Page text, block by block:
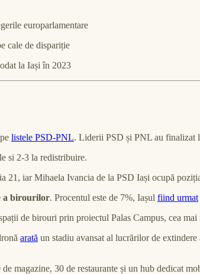
europarlamentare
cale de dispariție
la Iași în 2023
listele PSD-PNL. Liderii PSD și PNL au finalizat
si 2-3 la redistribuire.
21, iar Mihaela Ivancia de la PSD Iași ocupă
a birourilor. Procentul este de 7%, Iașul fiind urmat
de birouri prin proiectul Palas Campus, cea
arată un stadiu avansat al lucrărilor de
magazine, 30 de restaurante și un hub dedicat